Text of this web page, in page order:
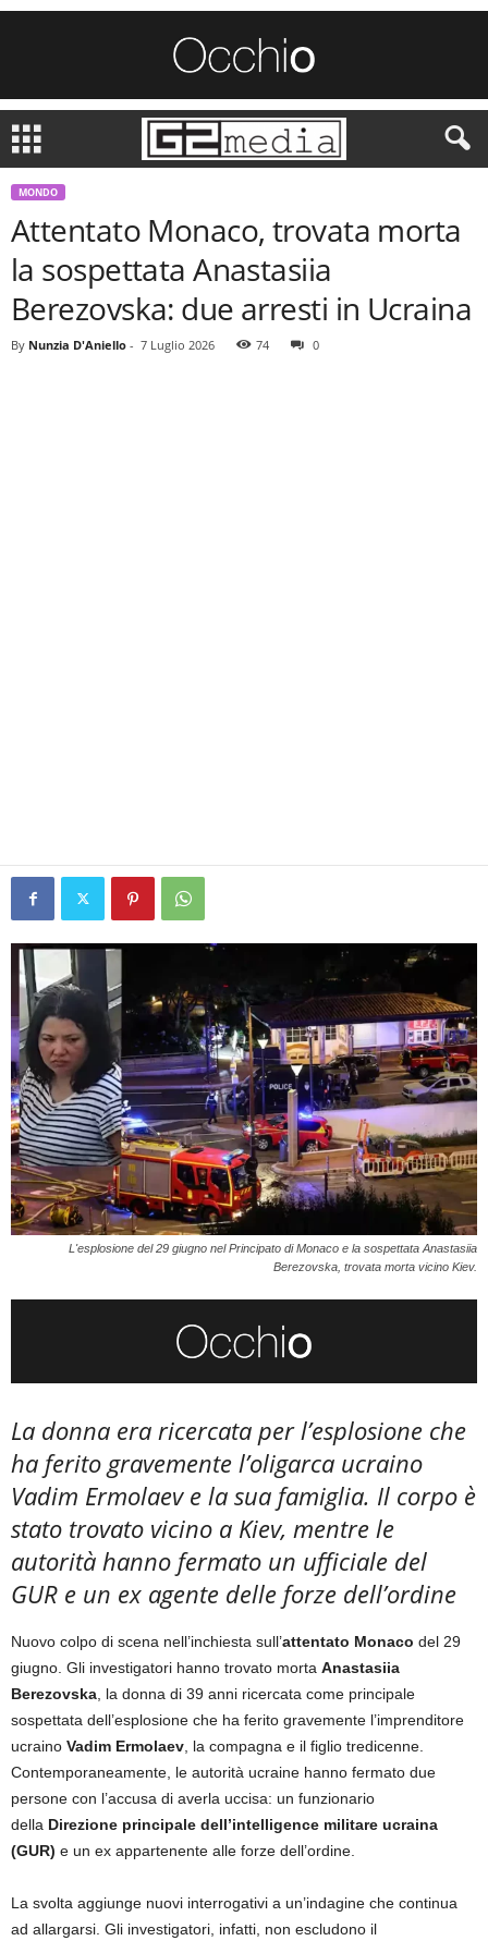
MONDO
Attentato Monaco, trovata morta
la sospettata Anastasiia
Berezovska: due arresti in Ucraina
By Nunzia D'Aniello - 7 Luglio 2026 74 0
L'esplosione del 29 giugno nel Principato di Monaco e la sospettata Anastasiia
Berezovska, trovata morta vicino Kiev.
La donna era ricercata per l’esplosione che
ha ferito gravemente l’oligarca ucraino
Vadim Ermolaev e la sua famiglia. Il corpo è
stato trovato vicino a Kiev, mentre le
autorità hanno fermato un ufficiale del
GUR e un ex agente delle forze dell’ordine
Nuovo colpo di scena nell’inchiesta sull’attentato Monaco del 29
giugno. Gli investigatori hanno trovato morta Anastasiia
Berezovska , la donna di 39 anni ricercata come principale
sospettata dell’esplosione che ha ferito gravemente l’imprenditore
ucraino Vadim Ermolaev , la compagna e il figlio tredicenne.
Contemporaneamente, le autorità ucraine hanno fermato due
persone con l’accusa di averla uccisa: un funzionario
della Direzione principale dell’intelligence militare ucraina
(GUR) e un ex appartenente alle forze dell’ordine.
La svolta aggiunge nuovi interrogativi a un’indagine che continua
ad allargarsi. Gli investigatori, infatti, non escludono il